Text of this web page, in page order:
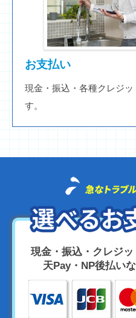
お支払い
現金・振込・各種クレジ
す。
現金・振込・クレジ
天Pay・NP後払い